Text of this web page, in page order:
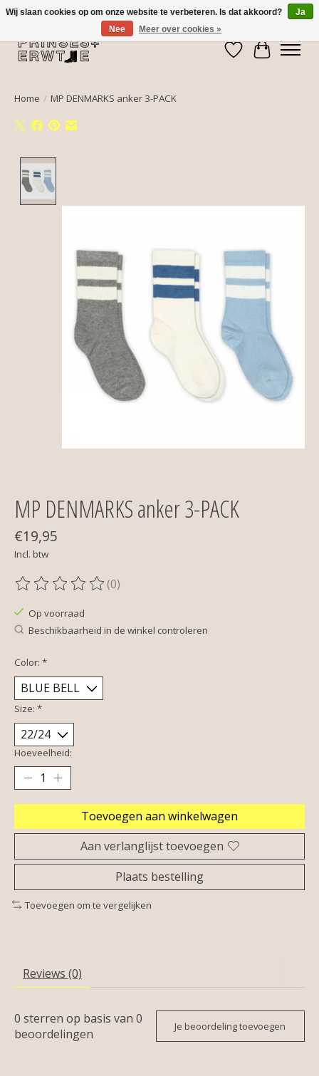
Verlanglijst
Home / MP DENMARKS anker 3-PACK
MP DENMARKS anker 3-PACK
€19,95
Incl. btw
De beoordeling van dit product is
(0)
Op voorraad
Beschikbaarheid in de winkel controleren
Color: *
Size: *
Hoeveelheid:
Toevoegen aan winkelwagen
Aan verlanglijst toevoegen
Plaats bestelling
Toevoegen om te vergelijken
Reviews (0)
0 sterren op basis van 0
beoordelingen
Je beoordeling toevoegen
Wij slaan cookies op om onze website te verbeteren. Is dat akkoord?
Ja
Nee
Meer over cookies »